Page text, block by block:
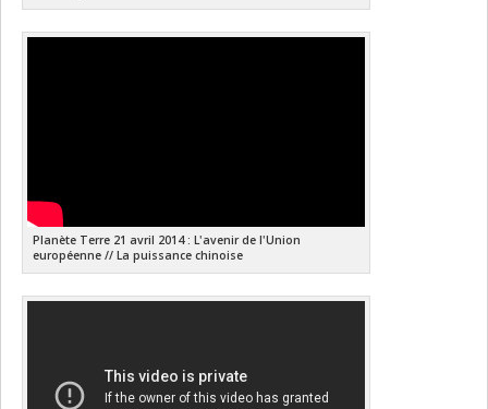
Planète Terre 21 avril 2014 : L'avenir de l'Union
européenne // La puissance chinoise